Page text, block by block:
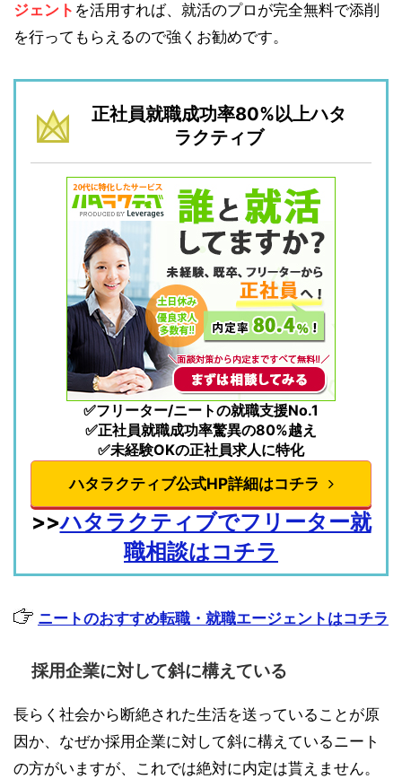
ジェント を活用すれば、就活のプロが完全無料で添削
を行ってもらえるので強くお勧めです。
正社員就職成功率80%以上ハタ
ラクティブ
✅フリーター/ニートの就職支援No.1
✅正社員就職成功率驚異の80%越え
✅未経験OKの正社員求人に特化
ハタラクティブ公式HP詳細はコチラ
>>ハタラクティブでフリーター就
職相談はコチラ
ニートのおすすめ転職・就職エージェントはコチラ
採用企業に対して斜に構えている
長らく社会から断絶された生活を送っていることが原
因か、なぜか採用企業に対して斜に構えているニート
の方がいますが、これでは絶対に内定は貰えません。